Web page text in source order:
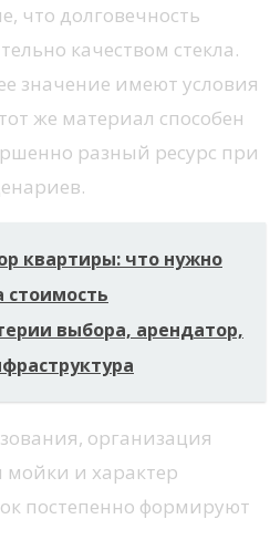
что долговечность
качеством стекла.
значение имеют условия
же материал способен
разный ресурс при
квартиры: что нужно
стоимость
выбора, арендатор,
организация
мойки и характер
постепенно формируют